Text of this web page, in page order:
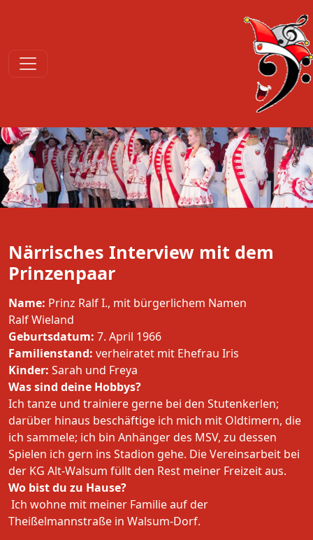
Närrisches Interview mit dem
Prinzenpaar
Name: Prinz Ralf I., mit bürgerlichem Namen
Ralf Wieland
Geburtsdatum: 7. April 1966
Familienstand: verheiratet mit Ehefrau Iris
Kinder: Sarah und Freya
Was sind deine Hobbys?
Ich tanze und trainiere gerne bei den Stutenkerlen;
darüber hinaus beschäftige ich mich mit Oldtimern, die
ich sammele; ich bin Anhänger des MSV, zu dessen
Spielen ich gern ins Stadion gehe. Die Vereinsarbeit bei
der KG Alt-Walsum füllt den Rest meiner Freizeit aus.
Wo bist du zu Hause?
Ich wohne mit meiner Familie auf der
Theißelmannstraße in Walsum-Dorf.